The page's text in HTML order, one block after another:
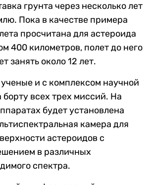
грунта через несколько лет
Пока в качестве примера
просчитана для астероида
400 километров, полет до него
занять около 12 лет.
и с комплексом научной
всех трех миссий. На
будет установлена
камера для
астероидов с
в различных
спектра.